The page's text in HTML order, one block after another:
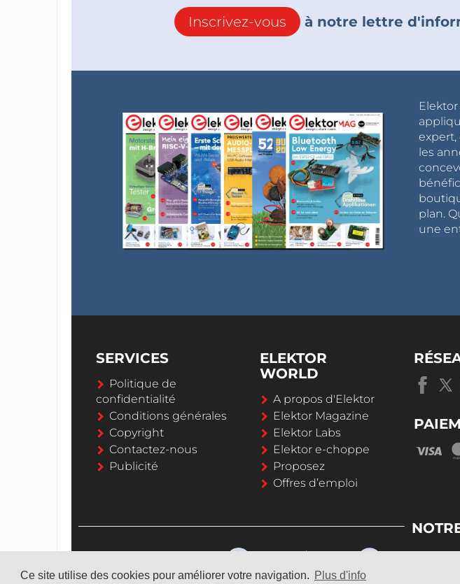
Ce site utilise des cookies pour améliorer votre navigation. Plus d'info
Inscrivez-vous à notre lettre
expert,
les
plan.
une
SERVICES
Politique de
confidentialité
Conditions générales
Copyright
Contactez-nous
Publicité
ELEKTOR
WORLD
A propos d'Elektor
Elektor Magazine
Elektor Labs
Elektor e-choppe
Proposez
Offres d’emploi